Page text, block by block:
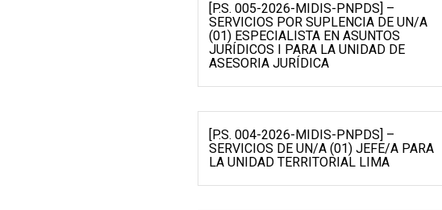
[P.S. 005-2026-MIDIS-PNPDS] –
SERVICIOS POR SUPLENCIA DE UN/A
(01) ESPECIALISTA EN ASUNTOS
JURÍDICOS I PARA LA UNIDAD DE
ASESORIA JURÍDICA
[P.S. 004-2026-MIDIS-PNPDS] –
SERVICIOS DE UN/A (01) JEFE/A PARA
LA UNIDAD TERRITORIAL LIMA